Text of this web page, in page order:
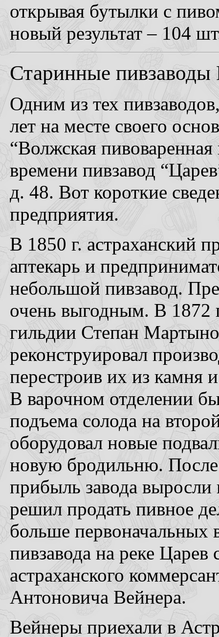
открывая бутылки с
новый результат – 104
Старинные пивзаводы
Одним из тех
лет на месте своего
“Волжская
времени пивзавод
д. 48. Вот короткие
предприятия.
В 1850 г. астраханский
аптекарь и
небольшой пивзавод.
очень выгодным. В 1872
гильдии Степан
реконструировал
перестроив их из камня
В варочном отделении
подъема солода на
оборудовал новые
новую бродильню. После
прибыль завода выросли
решил продать пивное
больше
пивзавода на реке
астраханского
Антоновича Вейнера.
Вейнеры приехали в